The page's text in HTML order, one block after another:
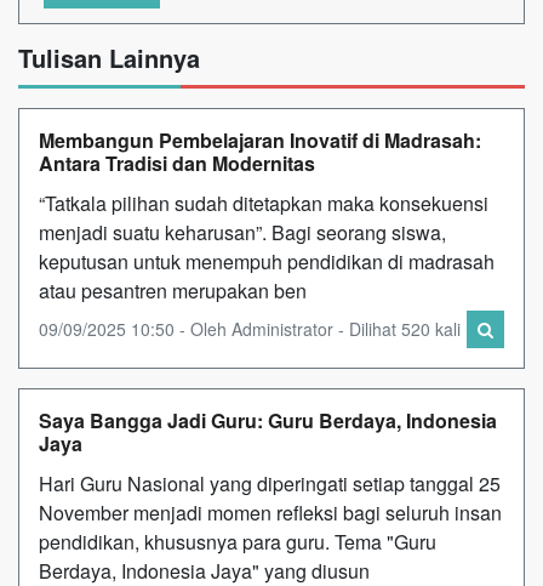
Tulisan Lainnya
Membangun Pembelajaran Inovatif di Madrasah:
Antara Tradisi dan Modernitas
“Tatkala pilihan sudah ditetapkan maka konsekuensi
menjadi suatu keharusan”. Bagi seorang siswa,
keputusan untuk menempuh pendidikan di madrasah
atau pesantren merupakan ben
09/09/2025 10:50 - Oleh Administrator - Dilihat 520 kali
Saya Bangga Jadi Guru: Guru Berdaya, Indonesia
Jaya
Hari Guru Nasional yang diperingati setiap tanggal 25
November menjadi momen refleksi bagi seluruh insan
pendidikan, khususnya para guru. Tema "Guru
Berdaya, Indonesia Jaya" yang diusun